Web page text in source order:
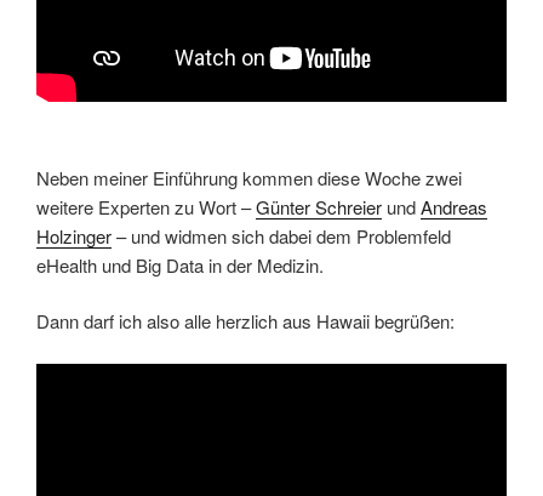
Neben meiner Einführung kommen diese Woche zwei
weitere Experten zu Wort –Günter Schreier undAndreas
Holzinger– und widmen sich dabei dem Problemfeld
eHealth und Big Data in der Medizin.
Dann darf ich also alle herzlich aus Hawaii begrüßen: